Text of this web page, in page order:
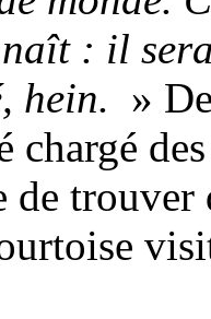
: il
hein. »
chargé
trouver